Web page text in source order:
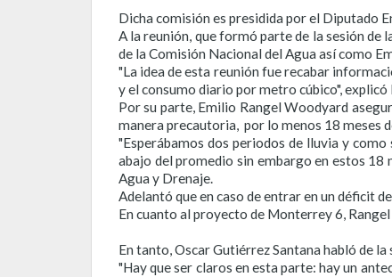
Dicha comisión es presidida por el Diputado
A la reunión, que formó parte de la sesión de
de la Comisión Nacional del Agua así como
"La idea de esta reunión fue recabar
y el consumo diario por metro cúbico", explicó
Por su parte, Emilio Rangel Woodyard
manera precautoria, por lo menos 18 meses
"Esperábamos dos periodos de lluvia y
abajo del promedio sin embargo en estos
Agua y Drenaje.
Adelantó que en caso de entrar en un déficit
En cuanto al proyecto de Monterrey 6,
En tanto, Oscar Gutiérrez Santana habló de
"Hay que ser claros en esta parte: hay un